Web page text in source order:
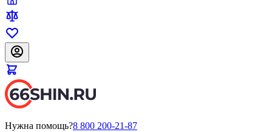
Нужна помощь?8 800 200-21-87